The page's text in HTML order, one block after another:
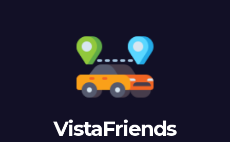
VistaFriends